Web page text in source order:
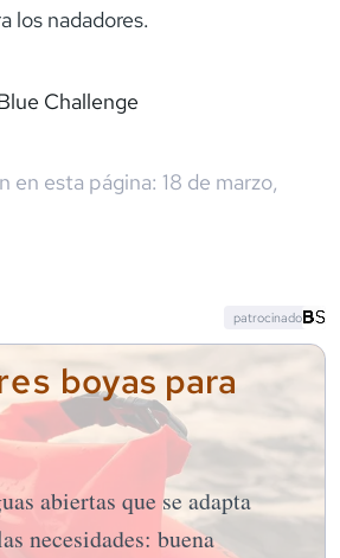
los nadadores.
Challenge
en esta página: 18 de marzo,
boyas para
abiertas que se adapta
necesidades: buena
patrocinado